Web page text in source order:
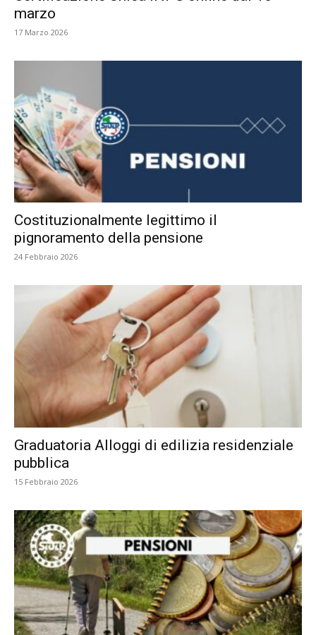
marzo
17 Marzo 2026
Costituzionalmente legittimo il
pignoramento della pensione
24 Febbraio 2026
Graduatoria Alloggi di edilizia residenziale
pubblica
15 Febbraio 2026